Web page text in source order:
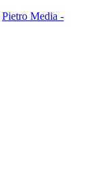
Pietro Media -